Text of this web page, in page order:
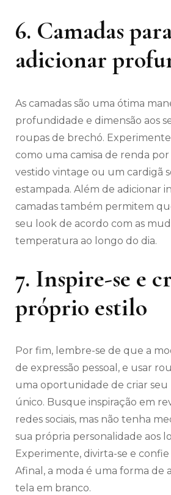
6. Camadas
adicionar
As camadas são uma ótima
profundidade e dimensão aos
roupas de brechó.
como uma camisa de renda
vestido vintage ou um cardigã
estampada. Além de adicionar
camadas também permitem
seu look de acordo com as
temperatura ao longo do dia.
7. Inspire-se e
próprio estilo
Por fim, lembre-se de que a
de expressão pessoal, e usar
uma oportunidade de criar seu
único. Busque inspiração em
redes sociais, mas não tenha
sua própria personalidade aos
Experimente, divirta-se e
Afinal, a moda é uma forma de
tela em branco.